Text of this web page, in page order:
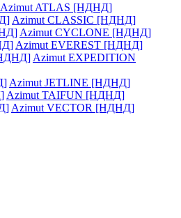
Azimut ATLAS [НДНД]
Azimut CLASSIC [НДНД]
Azimut CYCLONE [НДНД]
Azimut EVEREST [НДНД]
Azimut EXPEDITION
Azimut JETLINE [НДНД]
Azimut TAIFUN [НДНД]
Azimut VECTOR [НДНД]